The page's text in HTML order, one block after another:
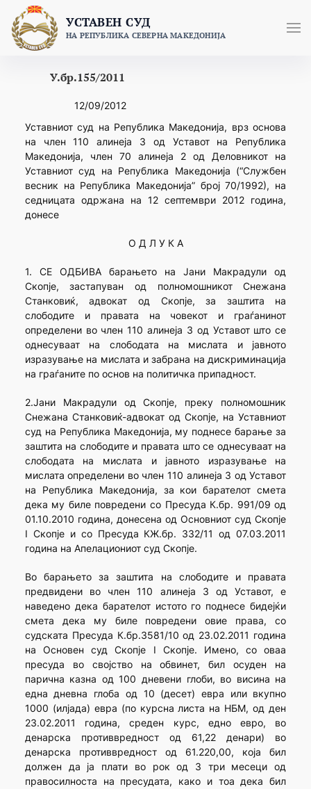
content
УСТАВЕН СУД
НА РЕПУБЛИКА СЕВЕРНА МАКЕДОНИЈА
У.бр.155/2011
12/09/2012
Уставниот суд на Република Македонија, врз основа
на член 110 алинеја 3 од Уставот на Република
Македoнија, член 70 алинеја 2 од Деловникот на
Уставниот суд на Република Македонија (“Службен
весник на Република Македонија” број 70/1992), на
седницата одржана на 12 септември 2012 година,
донесе
О Д Л У К А
1. СЕ ОДБИВА барањето на Јани Макрадули од
Скопје, застапуван од полномошникот Снежана
Станковиќ, адвокат од Скопје, за заштита на
слободите и правата на човекот и граѓанинот
определени во член 110 алинеја 3 од Уставот што се
однесуваат на слободата на мислата и јавното
изразување на мислата и забрана на дискриминација
на граѓаните по основ на политичка припадност.
2.Јани Макрадули од Скопје, преку полномошник
Снежана Станковиќ-адвокат од Скопје, на Уставниот
суд на Република Македонија, му поднесе барање за
заштита на слободите и правата што се однесуваат на
слободата на мислата и јавното изразување на
мислата определени во член 110 алинеја 3 од Уставот
на Република Македонија, за кои барателот смета
дека му биле повредени со Пресуда К.бр. 991/09 од
01.10.2010 година, донесена од Основниот суд Скопје
I Скопје и со Пресуда КЖ.бр. 332/11 од 07.03.2011
година на Апелациониот суд Скопје.
Во барањето за заштита на слободите и правата
предвидени во член 110 алинеја 3 од Уставот, е
наведено дека барателот истото го поднесе бидејќи
смета дека му биле повредени овие права, со
судската Пресуда К.бр.3581/10 од 23.02.2011 година
на Основен суд Скопје I Скопје. Имено, со оваа
пресуда во својство на обвинет, бил осуден на
парична казна од 100 дневени глоби, во висина на
една дневна глоба од 10 (десет) евра или вкупно
1000 (илјада) евра (по курсна листа на НБМ, од ден
23.02.2011 година, среден курс, едно евро, во
денарска противвредност од 61,22 денари) во
денарска противвредност од 61.220,00, која бил
должен да ја плати во рок од 3 три месеци од
правосилноста на пресудата, како и тоа дека бил